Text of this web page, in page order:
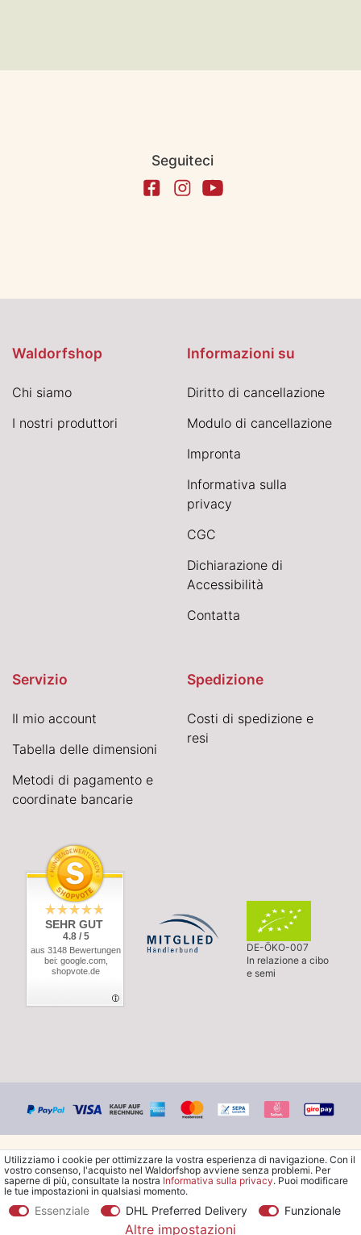
Seguiteci
Waldorfshop
Chi siamo
I nostri produttori
Informazioni su
Diritto di cancellazione
Modulo di cancellazione
Impronta
Informativa sulla
privacy
CGC
Dichiarazione di
Accessibilità
Contatta
Servizio
Il mio account
Tabella delle dimensioni
Metodi di pagamento e
coordinate bancarie
Spedizione
Costi di spedizione e
resi
SEHR GUT
4.8 / 5
aus 3148 Bewertungen
bei: google.com,
shopvote.de
DE-ÖKO-007
In relazione a cibo
e semi
© Copyright 2026 Waldorfshop |Tutti i diritti riservati.
Utilizziamo i cookie per ottimizzare la vostra esperienza di navigazione. Con il
vostro consenso, l'acquisto nel Waldorfshop avviene senza problemi. Per
saperne di più, consultate la nostra Informativa sulla privacy. Puoi modificare
le tue impostazioni in qualsiasi momento.
Essenziale DHL Preferred Delivery Funzionale
Altre impostazioni